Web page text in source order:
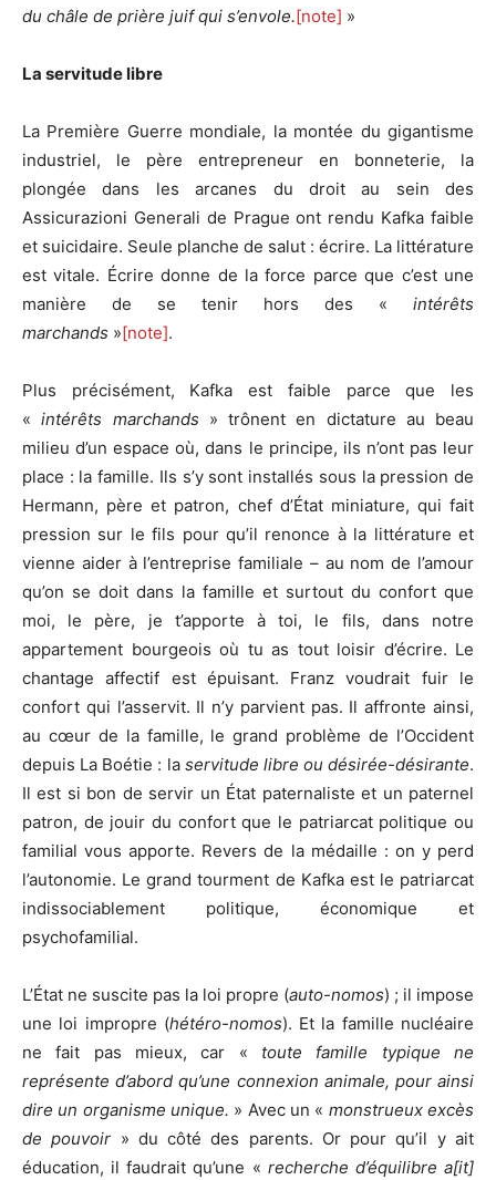
du châle de prière juif qui s’envole.[note] »
La servitude libre
La Première Guerre mondiale, la montée du gigantisme
industriel, le père entrepreneur en bonneterie, la
plongée dans les arcanes du droit au sein des
Assicurazioni Generali de Prague ont rendu Kafka faible
et suicidaire. Seule planche de salut : écrire. La littérature
est vitale. Écrire donne de la force parce que c’est une
manière de se tenir hors des « intérêts
marchands »[note].
Plus précisément, Kafka est faible parce que les
«intérêts marchands » trônent en dictature au beau
milieu d’un espace où, dans le principe, ils n’ont pas leur
place : la famille. Ils s’y sont installés sous la pression de
Hermann, père et patron, chef d’État miniature, qui fait
pression sur le fils pour qu’il renonce à la littérature et
vienne aider à l’entreprise familiale – au nom de l’amour
qu’on se doit dans la famille et surtout du confort que
moi, le père, je t’apporte à toi, le fils, dans notre
appartement bourgeois où tu as tout loisir d’écrire. Le
chantage affectif est épuisant. Franz voudrait fuir le
confort qui l’asservit. Il n’y parvient pas. Il affronte ainsi,
au cœur de la famille, le grand problème de l’Occident
depuis La Boétie : la servitude libre ou désirée-désirante.
Il est si bon de servir un État paternaliste et un paternel
patron, de jouir du confort que le patriarcat politique ou
familial vous apporte. Revers de la médaille : on y perd
l’autonomie. Le grand tourment de Kafka est le patriarcat
indissociablement politique, économique et
psychofamilial.
L’État ne suscite pas la loi propre (auto-nomos) ; il impose
une loi impropre (hétéro-nomos). Et la famille nucléaire
ne fait pas mieux, car « toute famille typique ne
représente d’abord qu’une connexion animale, pour ainsi
dire un organisme unique. » Avec un « monstrueux excès
de pouvoir » du côté des parents. Or pour qu’il y ait
éducation, il faudrait qu’une « recherche d’équilibre a[it]